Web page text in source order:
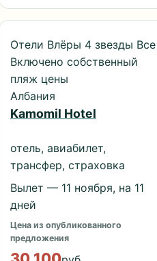
Отели Влёры 4 звезды Все
Включено собственный
пляж цены
Албания
Kamomil Hotel
отель, авиабилет,
трансфер, страховка
Вылет — 11 ноября, на 11
дней
Цена из опубликованного
предложения